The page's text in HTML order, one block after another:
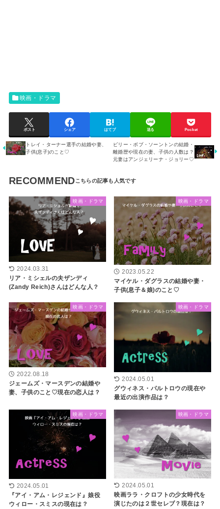
映画・ドラマ
ポスト シェア はてブ 送る Pocket
トレイ・ターナー選手の結婚や妻、
子供(息子)のこと♡
ビリー・ボブ・ソーントンの結婚・
離婚歴や現在の妻、子供の人数は？
元妻はアンジェリーナ・ジョリー♡
RECOMMEND
映画・ドラマ
2024.03.31
リア・ミシェルの夫ザンディ
(Zandy Reich)さんはどんな人？
映画・ドラマ
2023.05.22
マイケル・ダグラスの結婚や妻・
子供(息子＆娘)のこと♡
映画・ドラマ
2022.08.18
ジェームズ・マースデンの結婚や
妻、子供のこと♡現在の恋人は？
映画・ドラマ
2024.05.01
グウィネス・パルトロウの現在や
最近の出演作品は？
映画・ドラマ
2024.05.01
『アイ・アム・レジェンド』娘役
ウィロー・スミスの現在は？
映画・ドラマ
2024.05.01
映画ララ・クロフトの少女時代を
演じたのは２世セレブ？現在は？